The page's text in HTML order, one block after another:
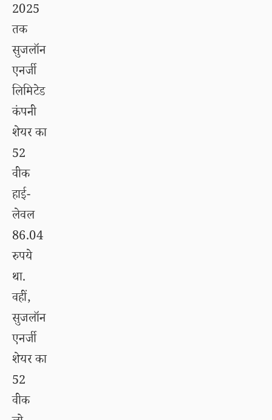
2025
तक
सुजलॉन
एनर्जी
लिमिटेड
कंपनी
शेयर का
52
वीक
हाई-
लेवल
86.04
रुपये
था.
वहीं,
सुजलॉन
एनर्जी
शेयर का
52
वीक